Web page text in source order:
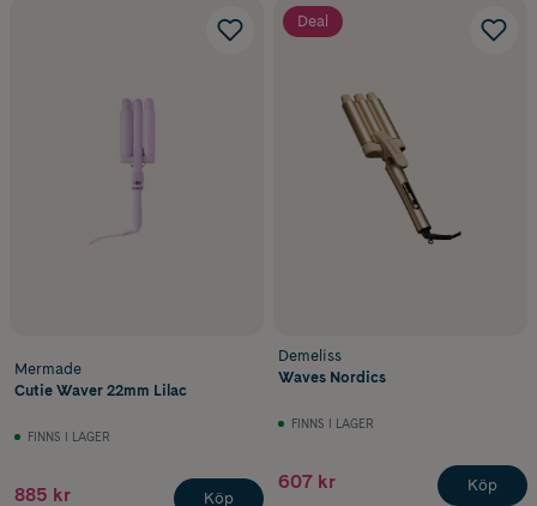
Mermade
Cutie Waver 22mm Lilac
FINNS I LAGER
885 kr Köp
Deal
Demeliss
Waves Nordics
FINNS I LAGER
607 kr Köp